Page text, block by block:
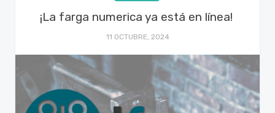
¡La farga numerica ya está en línea!
11 OCTUBRE, 2024